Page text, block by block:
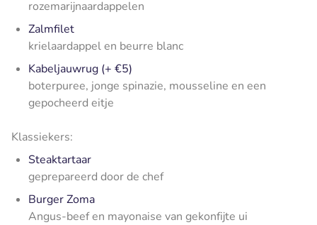
rozemarijnaardappelen
Zalmfilet
krielaardappel en beurre blanc
Kabeljauwrug (+ €5)
boterpuree, jonge spinazie, mousseline en een
gepocheerd eitje
Klassiekers:
Steaktartaar
geprepareerd door de chef
Burger Zoma
Angus-beef en mayonaise van gekonfijte ui